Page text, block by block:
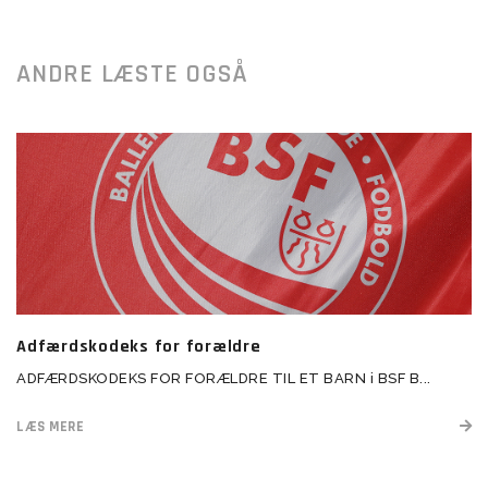
ANDRE LÆSTE OGSÅ
Adfærdskodeks for forældre
ADFÆRDSKODEKS FOR FORÆLDRE TIL ET BARN i BSF B...
LÆS MERE